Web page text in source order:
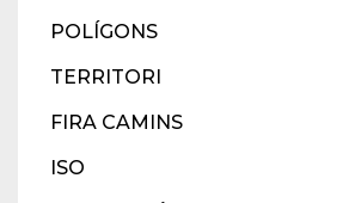
POLÍGONS
TERRITORI
FIRA CAMINS
ISO